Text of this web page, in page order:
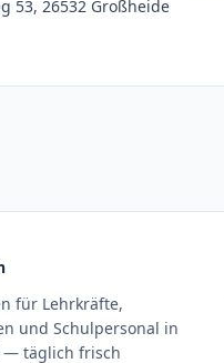
53, 26532 Großheide
für Lehrkräfte,
und Schulpersonal in
— täglich frisch